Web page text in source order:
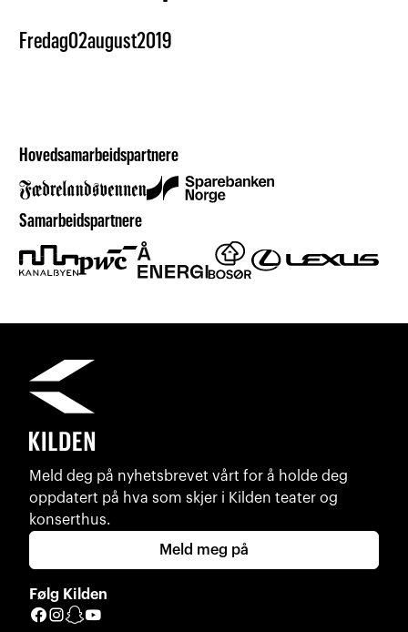
Fredag02august2019
Hovedsamarbeidspartnere
Samarbeidspartnere
Meld deg på nyhetsbrevet vårt for å holde deg
oppdatert på hva som skjer i Kilden teater og
konserthus.
Meld meg på
Følg Kilden
Facebook
Instagram
Snapchat